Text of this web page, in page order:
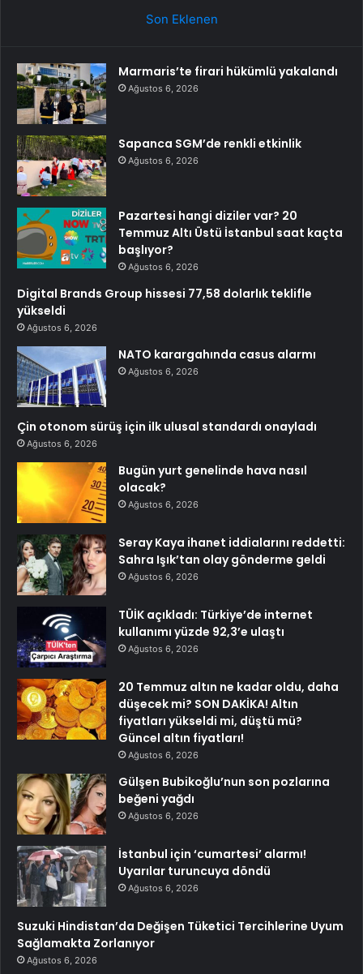
Son Eklenen
Marmaris’te firari hükümlü yakalandı
Ağustos 6, 2026
Sapanca SGM’de renkli etkinlik
Ağustos 6, 2026
Pazartesi hangi diziler var? 20
Temmuz Altı Üstü İstanbul saat kaçta
başlıyor?
Ağustos 6, 2026
Digital Brands Group hissesi 77,58 dolarlık teklifle
yükseldi
Ağustos 6, 2026
NATO karargahında casus alarmı
Ağustos 6, 2026
Çin otonom sürüş için ilk ulusal standardı onayladı
Ağustos 6, 2026
Bugün yurt genelinde hava nasıl
olacak?
Ağustos 6, 2026
Seray Kaya ihanet iddialarını reddetti:
Sahra Işık’tan olay gönderme geldi
Ağustos 6, 2026
TÜİK açıkladı: Türkiye’de internet
kullanımı yüzde 92,3’e ulaştı
Ağustos 6, 2026
20 Temmuz altın ne kadar oldu, daha
düşecek mi? SON DAKİKA! Altın
fiyatları yükseldi mi, düştü mü?
Güncel altın fiyatları!
Ağustos 6, 2026
Gülşen Bubikoğlu’nun son pozlarına
beğeni yağdı
Ağustos 6, 2026
İstanbul için ‘cumartesi’ alarmı!
Uyarılar turuncuya döndü
Ağustos 6, 2026
Suzuki Hindistan’da Değişen Tüketici Tercihlerine Uyum
Sağlamakta Zorlanıyor
Ağustos 6, 2026